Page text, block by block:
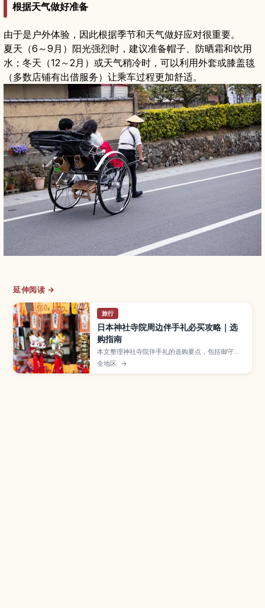
根据天气做好准备
由于是户外体验，因此根据季节和天气做好应对很重要。
夏天（6～9月）阳光强烈时，建议准备帽子、防晒霜和饮用
水；冬天（12～2月）或天气稍冷时，可以利用外套或膝盖毯
（多数店铺有出借服务）让乘车过程更加舒适。
延伸阅读 →
旅行
日本神社寺院周边伴手礼必买攻略｜选
购指南
本文整理神社寺院伴手礼的选购要点，包括御守、
达摩等常见品项，以及店铺礼节与打包注意事项。
全地区 →